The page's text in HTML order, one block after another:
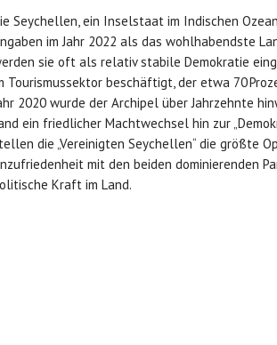
Seychellen, ein Inselstaat im Indischen
im Jahr 2022 als das wohlhabendste
sie oft als relativ stabile Demokratie
Tourismussektor beschäftigt, der etwa 70
2020 wurde der Archipel über Jahrzehnte
ein friedlicher Machtwechsel hin zur
die „Vereinigten Seychellen“ die größte
mit den beiden dominierenden
Kraft im Land.